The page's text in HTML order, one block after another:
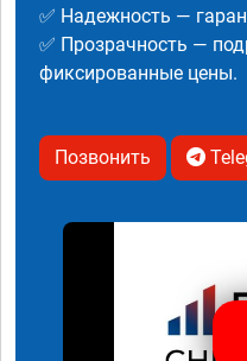
✅ Надежность —
✅ Прозрачность —
фиксированные цены.
Позвонить